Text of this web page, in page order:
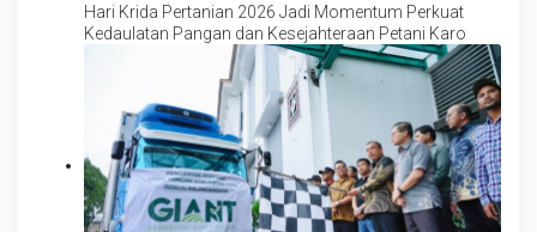
Hari Krida Pertanian 2026 Jadi Momentum Perkuat
Kedaulatan Pangan dan Kesejahteraan Petani Karo